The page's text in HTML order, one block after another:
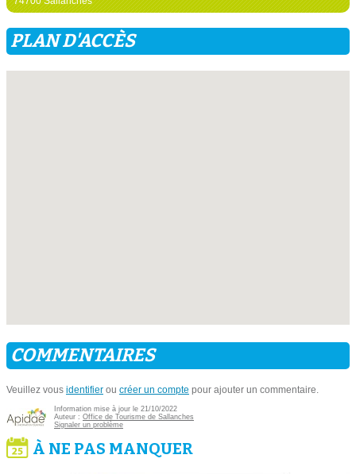
PLAN D'ACCÈS
COMMENTAIRES
Veuillez vous identifier ou créer un compte pour ajouter un commentaire.
Information mise à jour le 21/10/2022
Auteur : Office de Tourisme de Sallanches
Signaler un problème
À NE PAS MANQUER